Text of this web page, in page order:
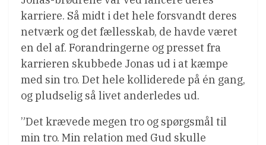
karriere. Så midt i det hele forsvandt deres
netværk og det fællesskab, de havde været
en del af. Forandringerne og presset fra
karrieren skubbede Jonas ud i at kæmpe
med sin tro. Det hele kolliderede på én gang,
og pludselig så livet anderledes ud.
”Det krævede megen tro og spørgsmål til
min tro. Min relation med Gud skulle